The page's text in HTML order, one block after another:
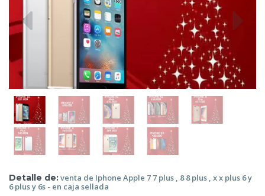
Detalle de:venta de Iphone Apple 7 7 plus , 8 8 plus , x x plus 6 y
6 plus y 6s - en caja sellada